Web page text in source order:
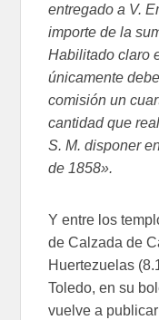
entregado a V.
importe de la
Habilitado claro
únicamente
comisión un
cantidad que
S. M. disponer
de 1858».
Y entre los
de Calzada de
Huertezuelas
Toledo, en su
vuelve a